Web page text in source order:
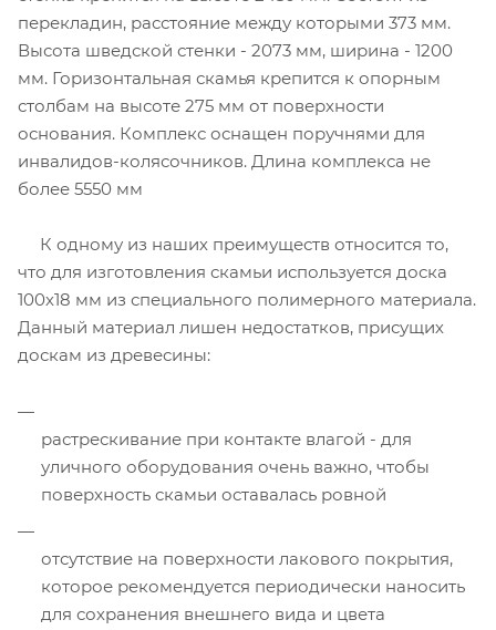
перекладин, расстояние между которыми 373 мм.
Высота шведской стенки - 2073 мм, ширина - 1200
мм. Горизонтальная скамья крепится к опорным
столбам на высоте 275 мм от поверхности
основания. Комплекс оснащен поручнями для
инвалидов-колясочников. Длина комплекса не
более 5550 мм
К одному из наших преимуществ относится то,
что для изготовления скамьи используется доска
100х18 мм из специального полимерного материала.
Данный материал лишен недостатков, присущих
доскам из древесины:
растрескивание при контакте влагой - для
уличного оборудования очень важно, чтобы
поверхность скамьи оставалась ровной
отсутствие на поверхности лакового покрытия,
которое рекомендуется периодически наносить
для сохранения внешнего вида и цвета